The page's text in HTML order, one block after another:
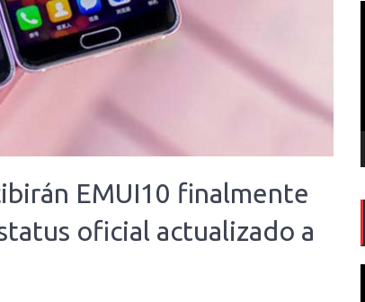
EMUI10 finalmente
oficial actualizado a